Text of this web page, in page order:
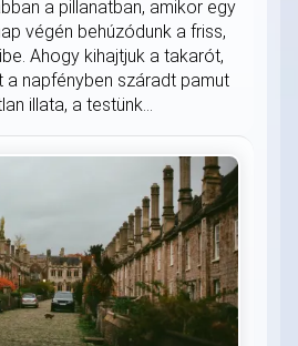
a pillanatban, amikor egy
végén behúzódunk a friss,
Ahogy kihajtjuk a takarót,
a napfényben száradt pamut
illata, a testünk...